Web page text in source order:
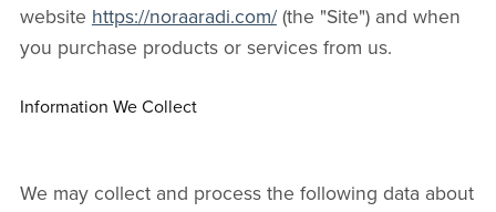
website https://noraaradi.com/(the "Site") and when
you purchase products or services from us.
Information We Collect
We may collect and process the following data about